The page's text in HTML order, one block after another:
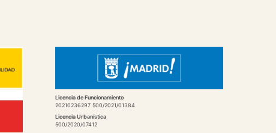
Licencia de Funcionamiento
20210236297 500/2021/01384
Licencia Urbanística
500/2020/07412